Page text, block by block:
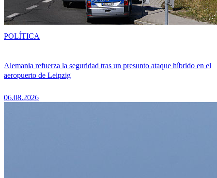
Alemania refuerza la seguridad tras un presunto ataque híbrido en el
aeropuerto de Leipzig
06.08.2026
POLÍTICA